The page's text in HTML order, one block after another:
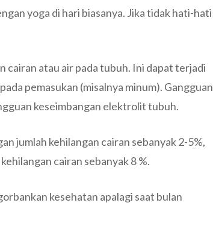
yoga di hari biasanya. Jika tidak hati-hati
cairan atau air pada tubuh. Ini dapat terjadi
pemasukan (misalnya minum). Gangguan
keseimbangan elektrolit tubuh.
jumlah kehilangan cairan sebanyak 2-5%,
cairan sebanyak 8 %.
kesehatan apalagi saat bulan